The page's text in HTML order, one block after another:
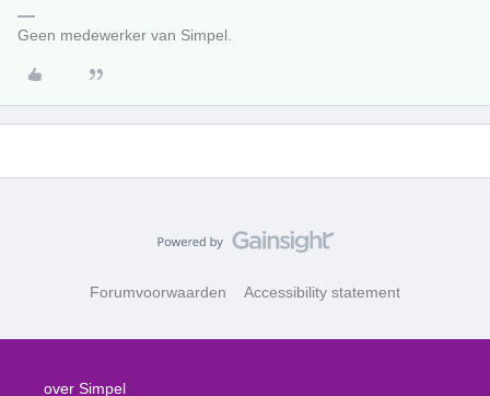
Geen medewerker van Simpel.
Forumvoorwaarden Accessibility statement
over Simpel